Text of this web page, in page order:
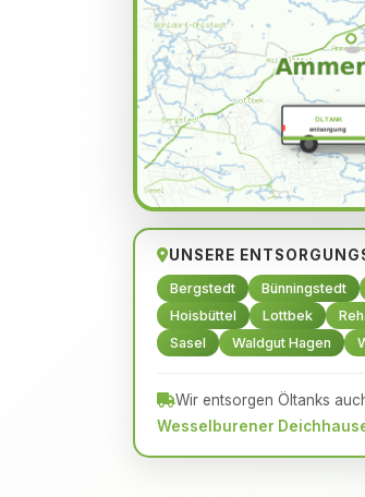
ÖLTANK
entsorgung
UNSERE
Bergstedt Bünningstedt
Hoisbüttel
Lottbek
Sasel
Waldgut Hagen
Wir entsorgen Öltanks
Wesselburener